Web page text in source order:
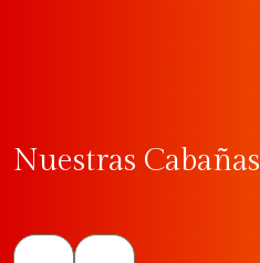
Nuestras Cabañas